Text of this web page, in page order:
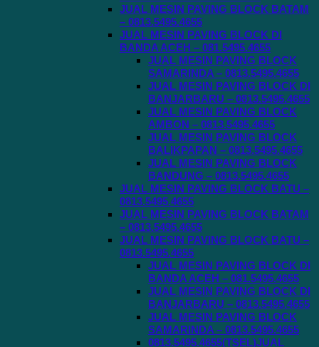
JUAL MESIN PAVING BLOCK BATAM
– 0813.5495.4655
JUAL MESIN PAVING BLOCK DI
BANDA ACEH – 081.5495.4655
JUAL MESIN PAVING BLOCK
SAMARINDA – 0813.5495.4655
JUAL MESIN PAVING BLOCK DI
BANJARBARU – 0813.5495.4655
JUAL MESIN PAVING BLOCK
AMBON – 0813.5495.4655
JUAL MESIN PAVING BLOCK
BALIKPAPAN – 0813.5495.4655
JUAL MESIN PAVING BLOCK
BANDUNG – 0813.5495.4655
JUAL MESIN PAVING BLOCK BATU –
0813.5495.4655
JUAL MESIN PAVING BLOCK BATAM
– 0813.5495.4655
JUAL MESIN PAVING BLOCK BATU –
0813.5495.4655
JUAL MESIN PAVING BLOCK DI
BANDA ACEH – 081.5495.4655
JUAL MESIN PAVING BLOCK DI
BANJARBARU – 0813.5495.4655
JUAL MESIN PAVING BLOCK
SAMARINDA – 0813.5495.4655
0813.5495.4655(TSEL)JUAL